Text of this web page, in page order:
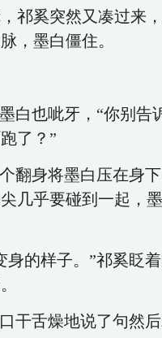
祁奚突然又凑过来
，墨白僵住。
白也呲牙，“你别告
了？”
翻身将墨白压在身
几乎要碰到一起，
身的样子。”祁奚眨
干舌燥地说了句然